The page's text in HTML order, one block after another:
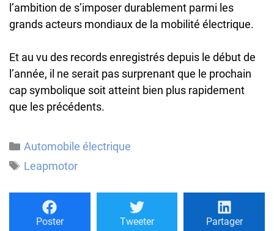
l’ambition de s’imposer durablement parmi les
grands acteurs mondiaux de la mobilité électrique.
Et au vu des records enregistrés depuis le début de
l’année, il ne serait pas surprenant que le prochain
cap symbolique soit atteint bien plus rapidement
que les précédents.
Catégories
Automobile électrique
Étiquettes
Leapmotor
Poster Tweeter Partager